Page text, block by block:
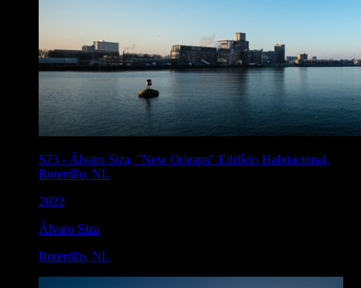
S73 - Álvaro Siza, "New Orleans" Edifício Habitacional,
Roterdão, NL
2022
Álvaro Siza
Roterdão, NL